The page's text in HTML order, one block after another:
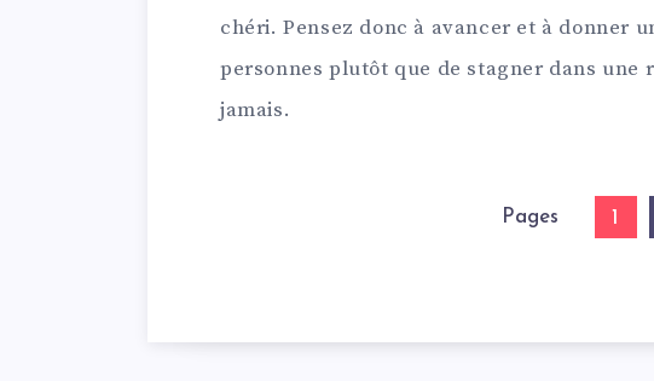
chéri. Pensez donc à avancer et à donner
personnes plutôt que de stagner dans une
jamais.
Pages 1